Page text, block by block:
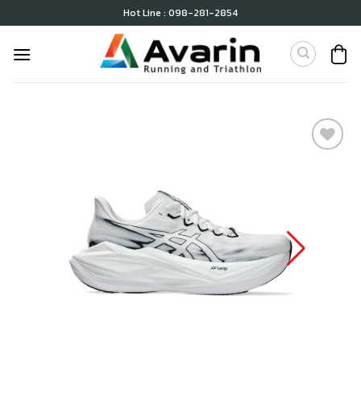
to
content
Hot Line : 098-281-2854